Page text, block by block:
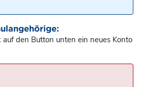
auf den Button unten ein neues Konto